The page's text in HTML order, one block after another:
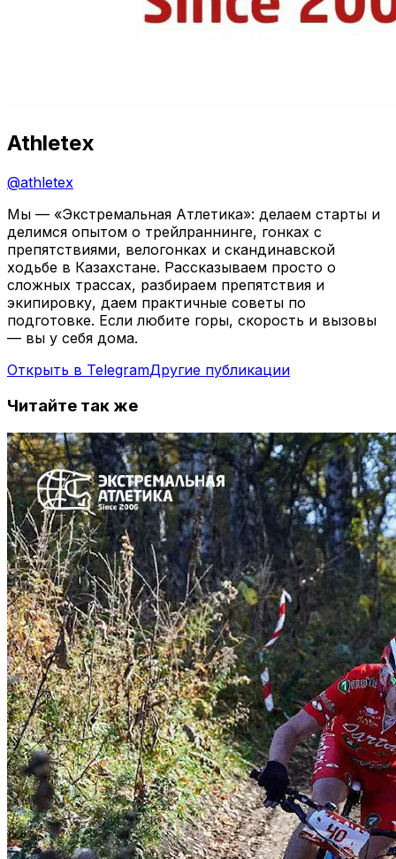
Athletex
@athletex
Мы — «Экстремальная Атлетика»: делаем старты и
делимся опытом о трейлраннинге, гонках с
препятствиями, велогонках и скандинавской
ходьбе в Казахстане. Рассказываем просто о
сложных трассах, разбираем препятствия и
экипировку, даем практичные советы по
подготовке. Если любите горы, скорость и вызовы
— вы у себя дома.
Открыть в TelegramДругие публикации
Читайте так же